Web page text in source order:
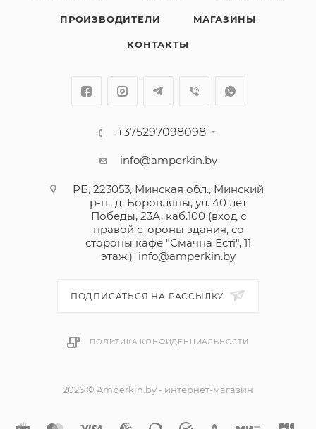
ПРОИЗВОДИТЕЛИ МАГАЗИНЫ
КОНТАКТЫ
+375297098098
info@amperkin.by
РБ, 223053, Минская обл., Минский
р-н., д. Боровляны, ул. 40 лет
Победы, 23А, каб.100 (вход с
правой стороны здания, со
стороны кафе "Смачна Естi", 11
этаж.) info@amperkin.by
ПОДПИСАТЬСЯ НА РАССЫЛКУ
ПОЛИТИКА КОНФИДЕНЦИАЛЬНОСТИ
2026 © Amperkin.by - интернет-магазин